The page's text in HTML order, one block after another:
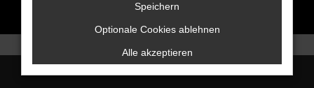
Speichern
Optionale Cookies ablehnen
Alle akzeptieren